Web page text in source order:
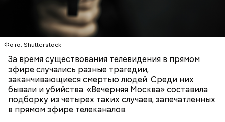
Фото: Shutterstock
За время существования телевидения в прямом
эфире случались разные трагедии,
заканчивающиеся смертью людей. Среди них
бывали и убийства. «Вечерняя Москва» составила
подборку из четырех таких случаев, запечатленных
в прямом эфире телеканалов.
Фото: соцсети скриншот
преследования решил застрелиться, однако умер
не сразу, а уже в больнице. Через два часа после
стрельбы в редакцию телеканал ABC News был
прислан факс от убийцы, в котором он назвал это
ответом на стрельбу в африканской церкви в
Чарлстоне, которая случилась двумя месяцами
ранее. Сам Флэнаган был чернокожим, из-за чего,
по его словам, он страдал от расовой
дискриминации и издевательств на работе. Он
добавил, что Паркер однажды позволила себе
расистское высказывание в его адрес и даже его
«подсидела», а Уорд написал на него жалобу в